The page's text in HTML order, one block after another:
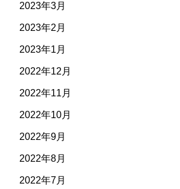
2023年3月
2023年2月
2023年1月
2022年12月
2022年11月
2022年10月
2022年9月
2022年8月
2022年7月